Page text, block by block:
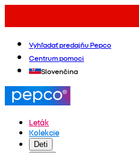
Vyhľadať predajňu Pepco
Centrum pomoci
Slovenčina
Leták
Kolekcie
Deti